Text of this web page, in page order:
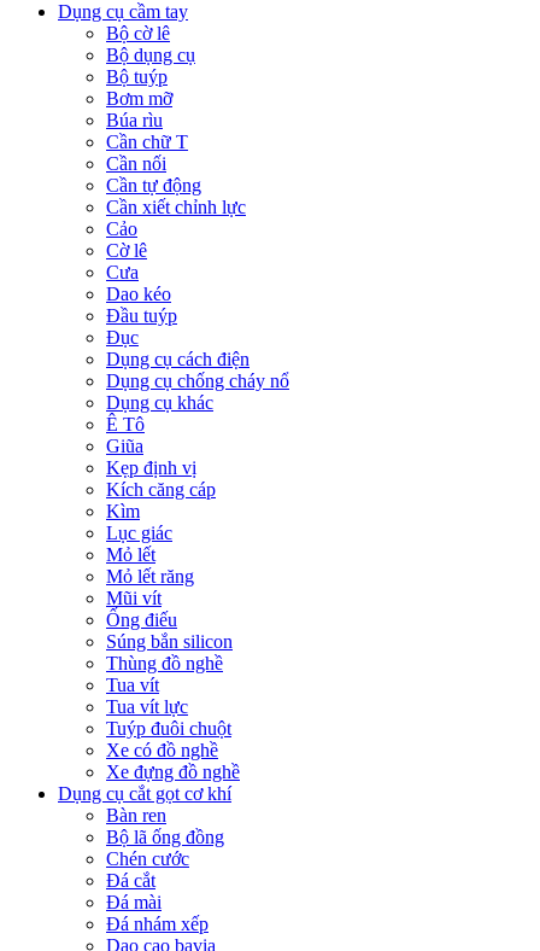
Dụng cụ cầm tay
Bộ cờ lê
Bộ dụng cụ
Bộ tuýp
Bơm mỡ
Búa rìu
Cần chữ T
Cần nối
Cần tự động
Cần xiết chỉnh lực
Cảo
Cờ lê
Cưa
Dao kéo
Đầu tuýp
Đục
Dụng cụ cách điện
Dụng cụ chống cháy nổ
Dụng cụ khác
Ê Tô
Giũa
Kẹp định vị
Kích căng cáp
Kìm
Lục giác
Mỏ lết
Mỏ lết răng
Mũi vít
Ống điếu
Súng bắn silicon
Thùng đồ nghề
Tua vít
Tua vít lực
Tuýp đuôi chuột
Xe có đồ nghề
Xe đựng đồ nghề
Dụng cụ cắt gọt cơ khí
Bàn ren
Bộ lã ống đồng
Chén cước
Đá cắt
Đá mài
Đá nhám xếp
Dao cạo bavia